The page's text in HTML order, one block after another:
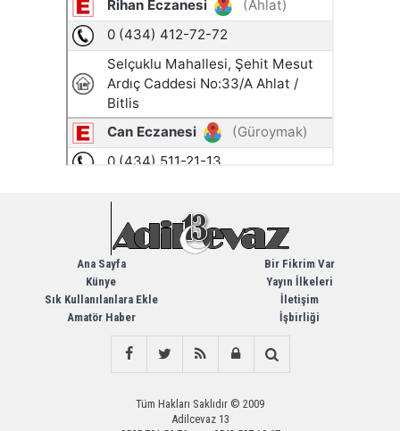
Ana Sayfa
Künye
Sık Kullanılanlara Ekle
Amatör Haber
Bir Fikrim Var
Yayın İlkeleri
İletişim
İşbirliği
Tüm Hakları Saklıdır © 2009
Adilcevaz 13